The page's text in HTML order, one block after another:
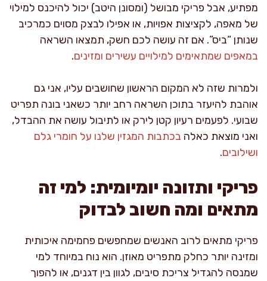
מפתיע, אבל פריקי מבושל (ומסונן היטב) יכול להיכנס למילוי
של מאפה, לקציצות אפויות, או אפילו לבצק מסוים כמרכיב
שנותן “ביס”. אם זה עושה לכם חשק, תמצאו השראה
במאפים שמתאימים למילויים עשירים ומזינים.
ולמרות שזה לא המקום הראשון שחושבים עליו, אני גם
אוהבת להיעזר בתוכן השראה רחב יותר כשאני בונה תפריט
שבועי. לפעמים רעיון קטן לירק או לתיבול עושה את ההבדל,
ואני מוצאת כאלה בכתבות המגזין שלנו על חומרי גלם
ושילובים.
פריקי ותזונה יומיומית: למי זה
מתאים ומה חשוב לבדוק
פריקי מתאים לרוב האנשים שמחפשים פחמימה איכותית
ומזינה יותר כחלק מתפריט מאוזן. הוא נוח במיוחד למי
שמנסה להגדיל צריכת סיבים, לגוון בין דגנים, או להפוך